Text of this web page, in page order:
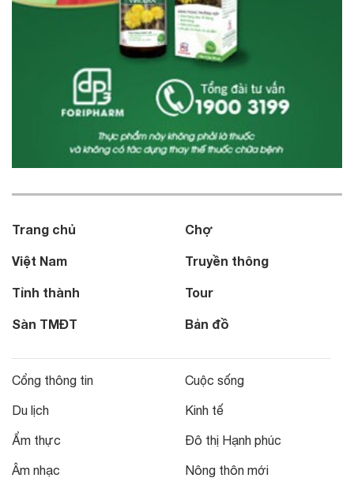
Trang chủ
Việt Nam
Tỉnh thành
Sàn TMĐT
Chợ
Truyền thông
Tour
Bản đồ
Cổng thông tin
Du lịch
Ẩm thực
Âm nhạc
Cuộc sống
Kinh tế
Đô thị Hạnh phúc
Nông thôn mới